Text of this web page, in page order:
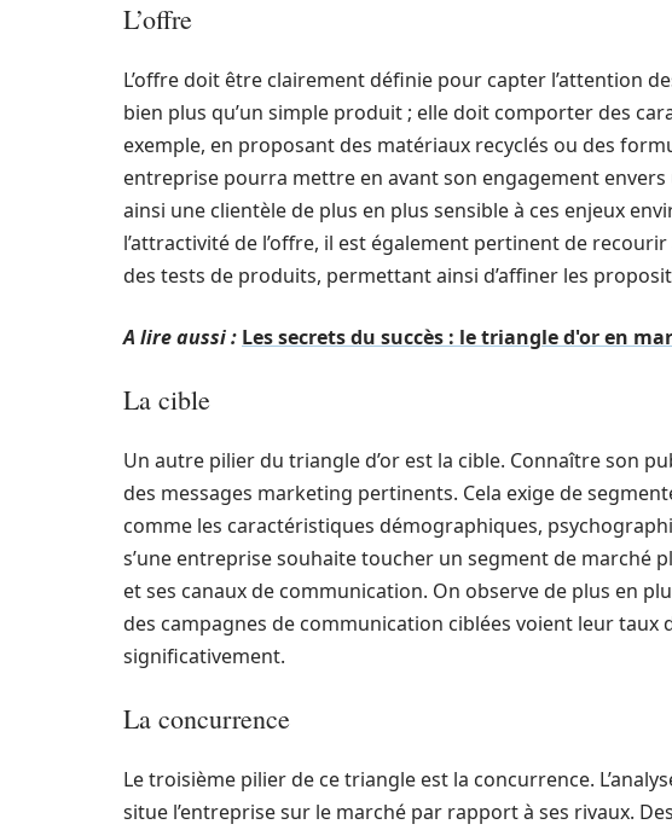
L’offre
L’offre doit être clairement définie pour capter l’attention
bien plus qu’un simple produit ; elle doit comporter des
exemple, en proposant des matériaux recyclés ou des
entreprise pourra mettre en avant son engagement
ainsi une clientèle de plus en plus sensible à ces enjeux
l’attractivité de l’offre, il est également pertinent de
des tests de produits, permettant ainsi d’affiner les
A lire aussi : Les secrets du succès : le triangle d'or en
La cible
Un autre pilier du triangle d’or est la cible. Connaître son
des messages marketing pertinents. Cela exige de
comme les caractéristiques démographiques,
s’une entreprise souhaite toucher un segment de marché
et ses canaux de communication. On observe de plus en
des campagnes de communication ciblées voient leur taux
significativement.
La concurrence
Le troisième pilier de ce triangle est la concurrence.
situe l’entreprise sur le marché par rapport à ses rivaux.